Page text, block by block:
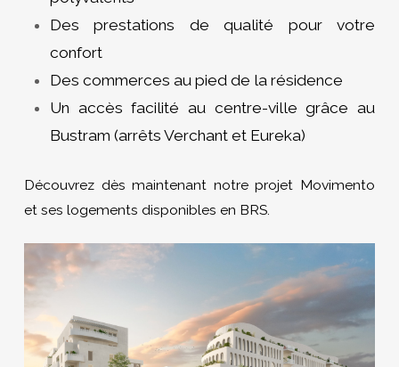
Des prestations de qualité pour votre
confort
Des commerces au pied de la résidence
Un accès facilité au centre-ville grâce au
Bustram (arrêts Verchant et Eureka)
Découvrez dès maintenant notre projet Movimento
et ses logements disponibles en BRS.